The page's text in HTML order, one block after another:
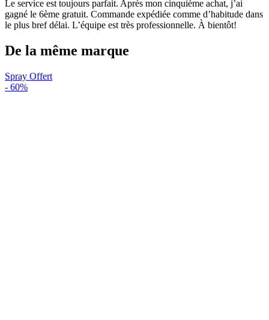
Le service est toujours parfait. Après mon cinquième achat, j’ai
gagné le 6ème gratuit. Commande expédiée comme d’habitude dans
le plus bref délai. L’équipe est très professionnelle. À bientôt!
De la même marque
Spray Offert
- 60%